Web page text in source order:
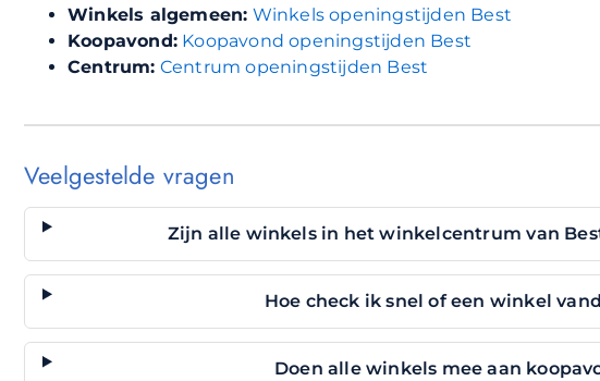
Winkels algemeen: Winkels openingstijden Best
Koopavond: Koopavond openingstijden Best
Centrum: Centrum openingstijden Best
Veelgestelde vragen
Zijn alle winkels in het winkelcentrum van
Hoe check ik snel of een winkel
Doen alle winkels mee aan